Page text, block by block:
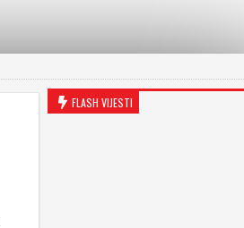
FLASH VIJESTI